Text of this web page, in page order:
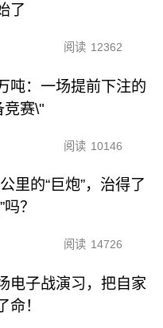
了
阅读 12362
吨：一场提前下注的
竞赛\"
阅读 10146
里的“巨炮”，治得了
？
阅读 14726
电子战演习，把自家
命！